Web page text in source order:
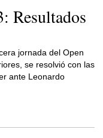
Resultados
jornada del Open
se resolvió con las
ante Leonardo